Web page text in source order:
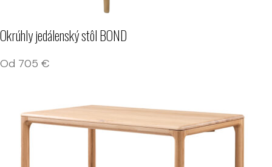
Okrúhly jedálenský stôl BOND
Od 705 €